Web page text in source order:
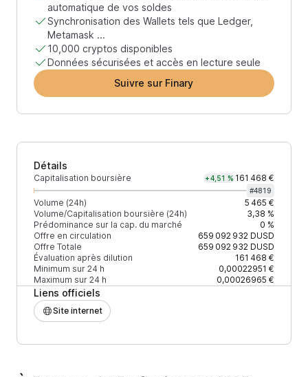
automatique de vos soldes
Synchronisation des Wallets tels que Ledger,
Metamask ...
10,000 cryptos disponibles
Données sécurisées et accès en lecture seule
Suivre sur Finary
Détails
Capitalisation boursière +4,51 % 161 468 €
#4819
Volume (24h)
5 465 €
Volume/Capitalisation boursière (24h)
3,38 %
Prédominance sur la cap. du marché
0 %
Offre en circulation
659 092 932DUSD
Offre Totale
659 092 932DUSD
Évaluation après dilution
161 468 €
Minimum sur 24 h
0,00022951 €
Maximum sur 24 h
0,00026965 €
Liens officiels
Site internet